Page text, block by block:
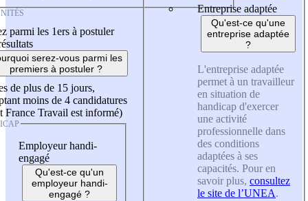
parmi les 1ers à postuler
serez-vous parmi les
premiers à postuler ?
de plus de 15 jours,
moins de 4 candidatures
France Travail est informé)
Employeur handi-
engagé
Qu'est-ce qu'un
employeur handi-
engagé ?
Entreprise adaptée
Qu'est-ce qu'une
entreprise adaptée
?
L'entreprise adaptée
permet à un travailleur
en situation de
handicap d'exercer
une activité
professionnelle dans
des conditions
adaptées à ses
capacités. Pour en
savoir plus, consultez
le site de l’UNEA.